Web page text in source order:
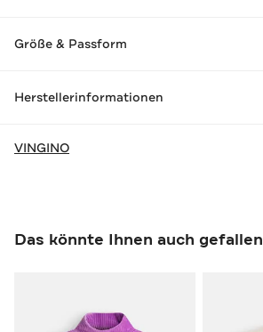
Größe & Passform
Herstellerinformationen
VINGINO
Das könnte Ihnen auch gefallen